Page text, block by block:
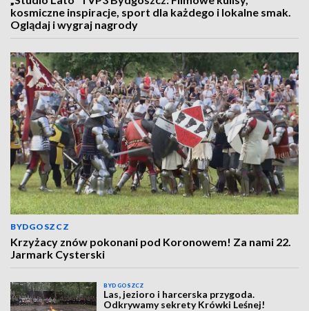
kosmiczne inspiracje, sport dla każdego i lokalne smak.
Oglądaj i wygraj nagrody
BYDGOSZCZ
Krzyżacy znów pokonani pod Koronowem! Za nami 22.
Jarmark Cysterski
BYDGOSZCZ
Las, jezioro i harcerska przygoda.
Odkrywamy sekrety Krówki Leśnej!